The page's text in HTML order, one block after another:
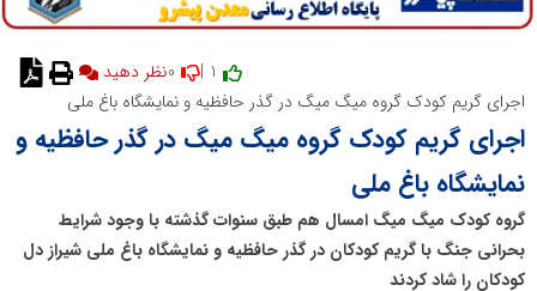
نظر دهید
اجرای گریم کودک گروه میگ میگ در گذر حافظیه و نمایشگاه باغ ملی
اجرای گریم کودک گروه میگ میگ در گذر حافظیه و
نمایشگاه باغ ملی
گروه کودک میگ میگ امسال هم طبق سنوات گذشته با وجود شرایط
بحرانی جنگ با گریم کودکان در گذر حافظیه و نمایشگاه باغ ملی شیراز دل
کودکان را شاد کردند